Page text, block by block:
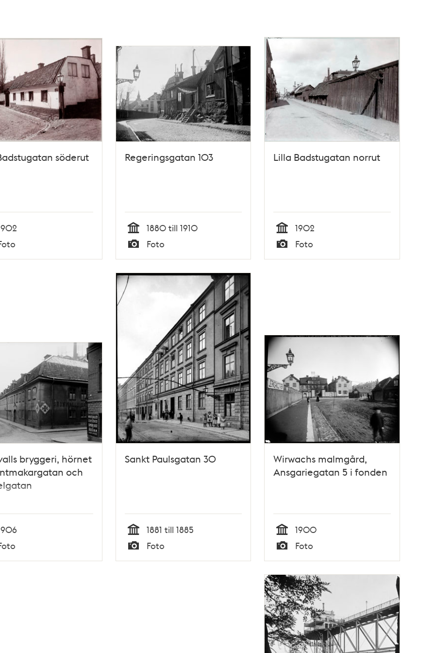
söderut Regeringsgatan 103
Tid
1880 till 1910
Typ
Foto
Lilla Badstugatan norrut
Tid
1902
Typ
Foto
bryggeri, hörnet
och
Sankt Paulsgatan 30
Tid
1881 till 1885
Foto
Wirwachs malmgård,
Ansgariegatan 5 i fonden
Tid
1900
Foto